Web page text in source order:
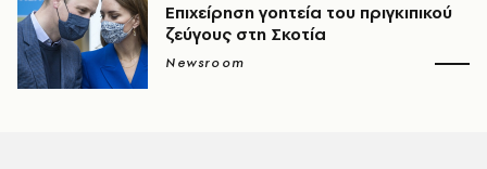
Επιχείρηση γοητεία του πριγκιπικού
ζεύγους στη Σκοτία
Newsroom